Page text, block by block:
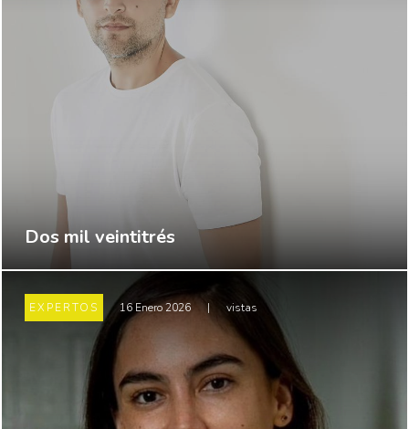
Dos mil veintitrés
EXPERTOS 16 Enero 2026 | vistas